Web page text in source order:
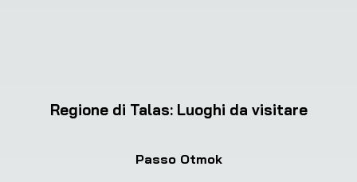
Regione di Talas: Luoghi da visitare
Passo Otmok